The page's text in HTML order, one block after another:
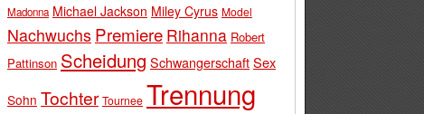
Madonna Michael Jackson Miley Cyrus Model
Nachwuchs Premiere Rihanna Robert
Pattinson Scheidung SchwangerschaftSex
Sohn Tochter Tournee Trennung